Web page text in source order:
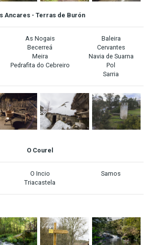
Ancares - Terras de Burón
As Nogais
Baleira
Becerreá
Cervantes
Meira
Navia de Suarna
Pedrafita do Cebreiro
Pol
Sarria
O Courel
O Incio
Samos
Triacastela